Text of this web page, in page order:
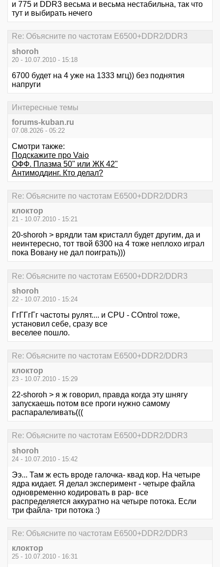
и 775 и DDR3 весьма и весьма нестабильна, так что
тут и выбирать нечего
Re: Объясните по частотам E6500+DDR2/DDR3
shoroh
20 - 10.07.2010 - 15:18
6700 будет на 4 уже на 1333 мгц)) без поднятия
напруги
Интересные темы
forums-kuban.ru
07.08.2026 - 05:22
Смотри также:
Подскажите про Vaio
ОФФ. Плазма 50" или ЖК 42"
Антимоддинг. Кто делал?
Re: Объясните по частотам E6500+DDR2/DDR3
клоктор
21 - 10.07.2010 - 15:21
20-shoroh > врядли там кристалл будет другим, да и
неинтересно, тот твой 6300 на 4 тоже неплохо играл
пока Вовану не дал поиграть)))
Re: Объясните по частотам E6500+DDR2/DDR3
shoroh
22 - 10.07.2010 - 15:24
ГгГГгГг частоты рулят.... и CPU - COntrol тоже,
установил себе, сразу все
веселее пошло.
Re: Объясните по частотам E6500+DDR2/DDR3
клоктор
23 - 10.07.2010 - 15:29
22-shoroh > я ж говорил, правда когда эту шнягу
запускаешь потом все проги нужно самому
распаралеливать(((
Re: Объясните по частотам E6500+DDR2/DDR3
shoroh
24 - 10.07.2010 - 15:42
Ээ... Там ж есть вроде галочка- квад кор. На четыре
ядра кидает. Я делал эксперимент - четыре файла
одновременно кодировать в рар- все
распределяется аккуратно на четыре потока. Если
три файла- три потока :)
Re: Объясните по частотам E6500+DDR2/DDR3
клоктор
25 - 10.07.2010 - 16:31